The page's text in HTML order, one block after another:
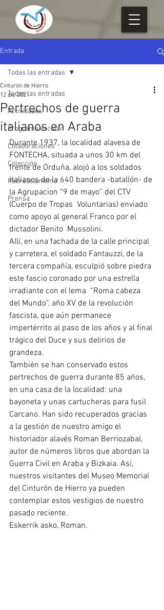
Entrada
Todas las entradas
Actividades
Programa escolar
Colaboraciones
Colección
Recreacionismo
Prensa
Todas las entradas
Pertrechos de guerra
italianos en Araba
Cinturón de Hierro
12 dic 2021
Durante 1937, la localidad alavesa de
FONTECHA, situada a unos 30 km del
frente de Orduña, alojó a los soldados
italianos de la 640 bandera -batallón- de
la Agrupacion “9 de mayo” del CTV
(Cuerpo de Tropas  Voluntarias) enviado
como apoyo al general Franco por el
dictador Benito  Mussolini.
Allí, en una fachada de la calle principal
y carretera, el soldado Fantauzzi, de la
tercera compañía, esculpió sobre piedra
este fascio coronado por una estrella
irradiante con el lema  “Roma cabeza
del Mundo”, año XV de la revolución
fascista, que aún permanece
impertérrito al paso de los años y al final
trágico del Duce y sus delirios de
grandeza.
También se han conservado estos
pertrechos de guerra durante 85 años,
en una casa de la localidad: una
bayoneta y unas cartucheras para fusil
Carcano. Han sido recuperados gracias
a la gestión de nuestro amigo el
historiador alavés Roman Berriozabal,
autor de números libros que abordan la
Guerra Civil en Araba y Bizkaia. Así,
nuestros visitantes del Museo Memorial
del Cinturón de Hierro ya pueden
contemplar estos vestigios de nuestro
pasado reciente.
Eskerrik asko, Roman.